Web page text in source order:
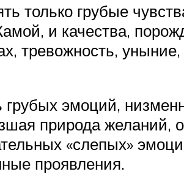
только грубые
и качества,
тревожность, уныние,
эмоций,
природа желаний,
«слепых»
проявления.